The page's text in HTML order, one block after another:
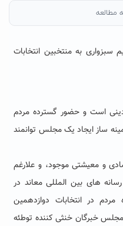
سبزواری به منتخبین انتخابات
دینی است و حضور گسترده مردم
ساز ایجاد یک مجلس توانمند
و معیشتی موجود، و علارغم
های بین المللی معاند در
در انتخابات دوازدهمین
خبرگان خنثی کننده توطئه